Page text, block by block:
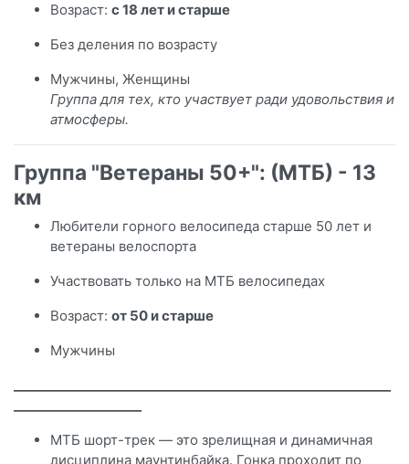
Возраст: с 18 лет и старше
Без деления по возрасту
Мужчины, Женщины
Группа для тех, кто участвует ради удовольствия и
атмосферы.
Группа "Ветераны 50+": (МТБ) - 13
км
Любители горного велосипеда старше 50 лет и
ветераны велоспорта
Участвовать только на МТБ велосипедах
Возраст: от 50 и старше
Мужчины
МТБ шорт-трек — это зрелищная и динамичная
дисциплина маунтинбайка. Гонка проходит по